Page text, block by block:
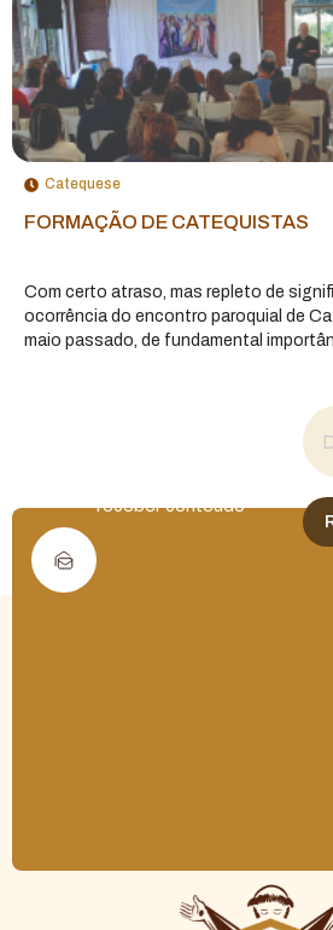
Catequese
FORMAÇÃO DE CATEQUISTAS
Com certo atraso, mas repleto de
ocorrência do encontro paroquial de
maio passado, de fundamental
receber conteúdo